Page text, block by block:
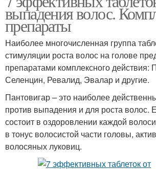
выпадения волос.
препараты
Наиболее многочисленная группа
стимуляции роста волос на голове
препаратами комплексного действия:
Селенцин, Ревалид, Эвалар и другие.
Пантовигар – это наиболее
против выпадения и для роста волос.
состоит в оздоровлении каждой
в тонус волосистой части головы,
волосяных луковиц.